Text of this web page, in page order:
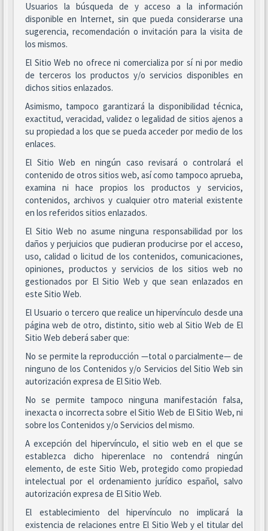
Usuarios la búsqueda de y acceso a la información
disponible en Internet, sin que pueda considerarse una
sugerencia, recomendación o invitación para la visita de
los mismos.
El Sitio Web no ofrece ni comercializa por sí ni por medio
de terceros los productos y/o servicios disponibles en
dichos sitios enlazados.
Asimismo, tampoco garantizará la disponibilidad técnica,
exactitud, veracidad, validez o legalidad de sitios ajenos a
su propiedad a los que se pueda acceder por medio de los
enlaces.
El Sitio Web en ningún caso revisará o controlará el
contenido de otros sitios web, así como tampoco aprueba,
examina ni hace propios los productos y servicios,
contenidos, archivos y cualquier otro material existente
en los referidos sitios enlazados.
El Sitio Web no asume ninguna responsabilidad por los
daños y perjuicios que pudieran producirse por el acceso,
uso, calidad o licitud de los contenidos, comunicaciones,
opiniones, productos y servicios de los sitios web no
gestionados por El Sitio Web y que sean enlazados en
este Sitio Web.
El Usuario o tercero que realice un hipervínculo desde una
página web de otro, distinto, sitio web al Sitio Web de El
Sitio Web deberá saber que:
No se permite la reproducción —total o parcialmente— de
ninguno de los Contenidos y/o Servicios del Sitio Web sin
autorización expresa de El Sitio Web.
No se permite tampoco ninguna manifestación falsa,
inexacta o incorrecta sobre el Sitio Web de El Sitio Web, ni
sobre los Contenidos y/o Servicios del mismo.
A excepción del hipervínculo, el sitio web en el que se
establezca dicho hiperenlace no contendrá ningún
elemento, de este Sitio Web, protegido como propiedad
intelectual por el ordenamiento jurídico español, salvo
autorización expresa de El Sitio Web.
El establecimiento del hipervínculo no implicará la
existencia de relaciones entre El Sitio Web y el titular del